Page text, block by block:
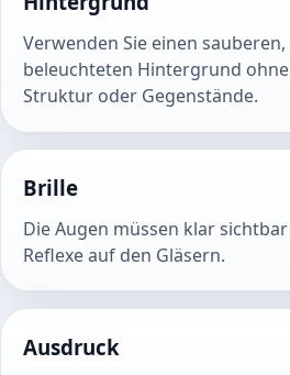
Verwenden Sie einen
beleuchteten Hintergrund
Struktur oder Gegenstände.
Brille
Die Augen müssen klar
Reflexe auf den Gläsern.
Ausdruck